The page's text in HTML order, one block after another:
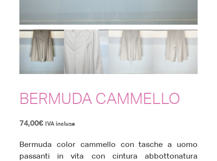
BERMUDA CAMMELLO
74,00€ IVA inclusa
Bermuda color cammello con tasche a uomo
passanti in vita con cintura abbottonatura